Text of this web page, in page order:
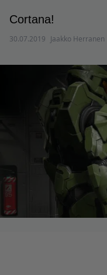
Cortana!
30.07.2019 Jaakko Herranen